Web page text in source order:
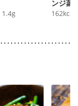
1.4g
ンジ蒸
162kcal